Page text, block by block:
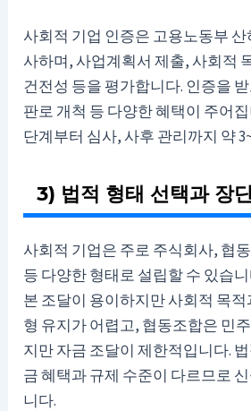
사회적 기업 인증은 고용노동부
사하며, 사업계획서 제출, 사회적
건전성 등을 평가합니다. 인증을
판로 개척 등 다양한 혜택이 주어
단계부터 심사, 사후 관리까지 약
3) 법적 형태 선택과 장
사회적 기업은 주로 주식회사, 협
등 다양한 형태로 설립할 수 있습
본 조달이 용이하지만 사회적 목적
형 유지가 어렵고, 협동조합은 민
지만 자금 조달이 제한적입니다.
금 혜택과 규제 수준이 다르므로
니다.